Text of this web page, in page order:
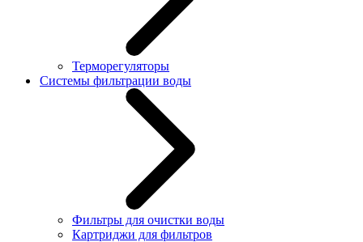
Терморегуляторы
Системы фильтрации воды
Фильтры для очистки воды
Картриджи для фильтров